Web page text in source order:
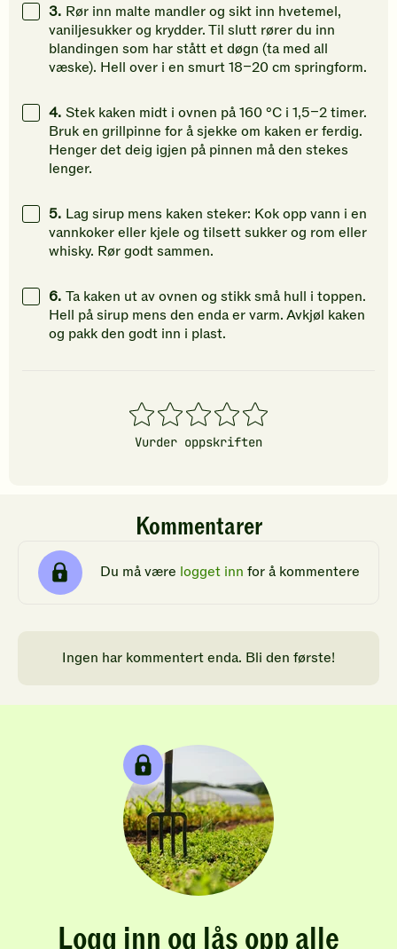
3. Rør inn malte mandler og sikt inn hvetemel,
vaniljesukker og krydder. Til slutt rører du inn
blandingen som har stått et døgn (ta med all
væske). Hell over i en smurt 18–20 cm springform.
4. Stek kaken midt i ovnen på 160 °C i 1,5–2 timer.
Bruk en grillpinne for å sjekke om kaken er ferdig.
Henger det deig igjen på pinnen må den stekes
lenger.
5. Lag sirup mens kaken steker: Kok opp vann i en
vannkoker eller kjele og tilsett sukker og rom eller
whisky. Rør godt sammen.
6. Ta kaken ut av ovnen og stikk små hull i toppen.
Hell på sirup mens den enda er varm. Avkjøl kaken
og pakk den godt inn i plast.
1
stjerner
2
stjerner
3
stjerner
4
stjerner
5
stjerner
Vurder oppskriften
Kommentarer
Du må være logget inn for å kommentere
Ingen har kommentert enda. Bli den første!
Logg inn og lås opp alle